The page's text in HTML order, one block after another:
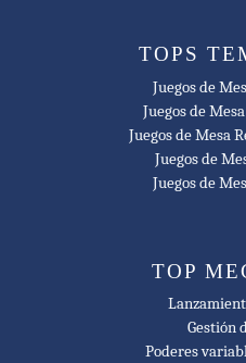
Gra Roku Family Game of the
Speelgoed van het Jaar Family
MinD-Spielepreis Short Game
TOPS
Juegos de
Juegos de
Juegos de Mesa
Juegos de
Juegos de
TOP
Gestión
Poderes